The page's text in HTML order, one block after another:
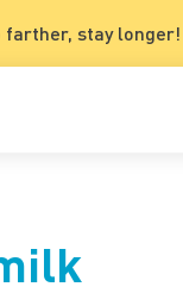
farther, stay longer!